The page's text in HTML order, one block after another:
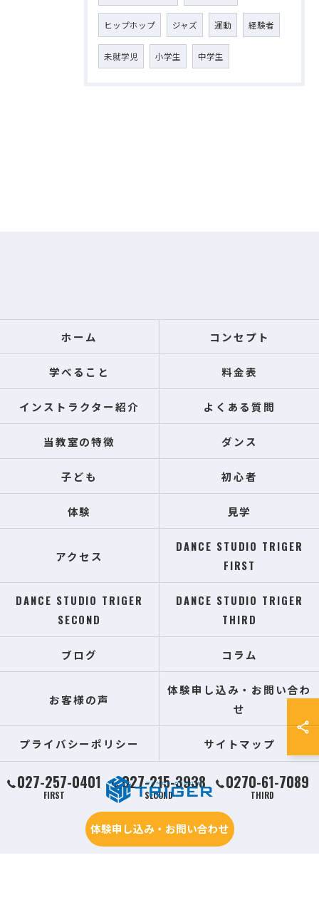
ヒップホップ ジャズ 運動 経験者
未就学児 小学生 中学生
027-257-0401
FIRST
027-215-3938
SECOND
0270-61-7089
THIRD
体験申し込み・お問い合わせ
ホーム コンセプト
学べること 料金表
インストラクター紹介 よくある質問
当教室の特徴 ダンス
子ども 初心者
体験 見学
アクセス
DANCE STUDIO TRIGER
FIRST
DANCE STUDIO TRIGER
SECOND
DANCE STUDIO TRIGER
THIRD
ブログ コラム
お客様の声
体験申し込み・お問い合わ
せ
プライバシーポリシー サイトマップ
© 2026 群馬県前橋の習い事ならDANCE STUDIO TRIGER ALL RIGHTS RESERVED.